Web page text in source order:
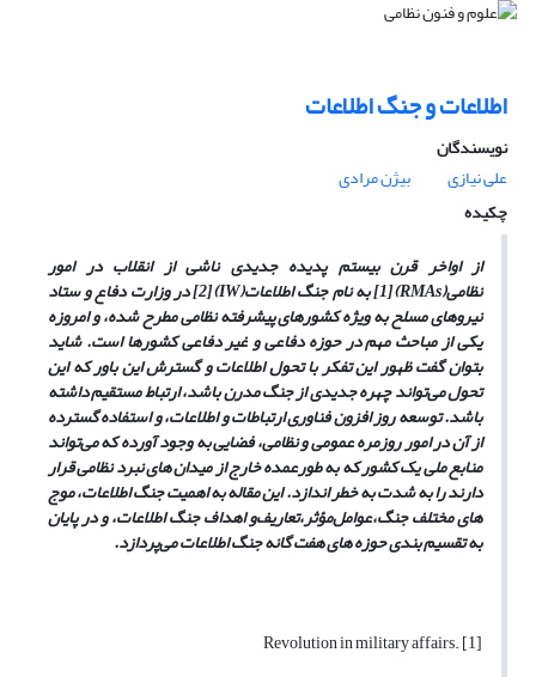
اطلاعات و جنگ اطلاعات
نویسندگان
علی نیازی
بیژن مرادی
چکیده
از اواخر قرن بیستم پدیده جدیدی ناشی از انقلاب در امور
نظامی(RMAs
)
[1] به نام جنگ اطلاعات(IW)
[2] در وزارت دفاع و ستاد
نیروهای مسلح به ویژه کشورهای پیشرفته نظامی مطرح شده، و امروزه
یکی از مباحث مهم در حوزه دفاعی و غیر دفاعی کشورها است. شاید
بتوان گفت ظهور این تفکر با تحول اطلاعات و گسترش این باور که این
تحول می‌تواند چهره جدیدی از جنگ مدرن باشد، ارتباط مستقیم داشته
باشد. توسعه روز افزون فناوری ارتباطات و اطلاعات، و استفاده‌ گسترده
از آن‌ در امور روزمره عمومی ‌و نظامی، فضایی به ‌وجود آورده که می‌تواند
منابع ملی یک کشور که به طورعمده خارج از میدان های نبرد نظامی قرار
دارند را به شدت به خطر اندازد. این مقاله به اهمیت جنگ اطلاعات، موج
های مختلف جنگ،عوامل‌مؤثر،تعاریف‌و اهداف جنگ اطلاعات، و در پایان
به تقسیم بندی حوزه های هفت گانه جنگ اطلاعات می‌پردازد.
[1] .Revolution in military affairs